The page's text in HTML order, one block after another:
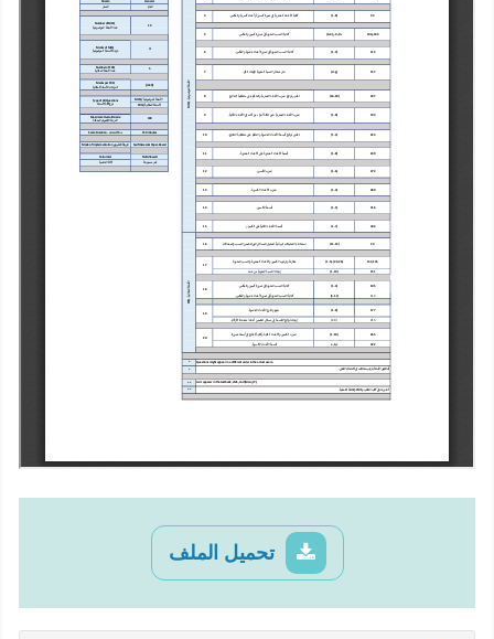
تحميل الملف